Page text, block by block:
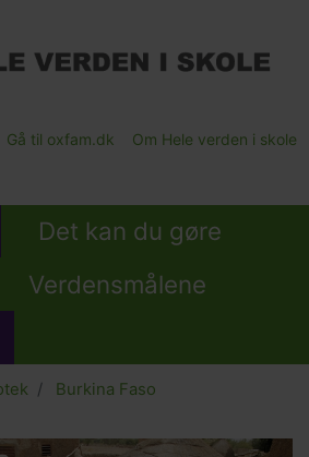
hovedindhold
Gå til oxfam.dk Om Hele verden i skole
Det kan du gøre
Verdensmålene
Burkina Faso